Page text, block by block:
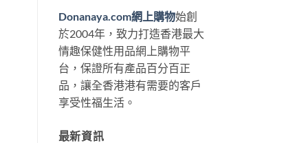
Donanaya.com網上購物始創
於2004年，致力打造香港最大
情趣保健性用品網上購物平
台，保證所有產品百分百正
品，讓全香港港有需要的客戶
享受性福生活。
最新資訊